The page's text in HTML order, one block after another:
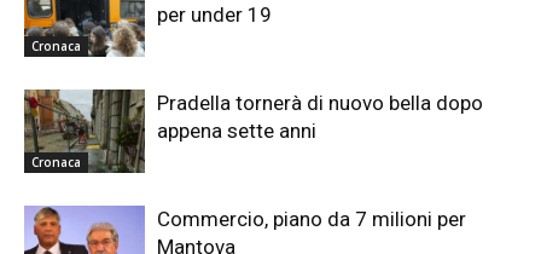
Cronaca
per under 19
Cronaca
Pradella tornerà di nuovo bella dopo
appena sette anni
Commercio, piano da 7 milioni per
Mantova